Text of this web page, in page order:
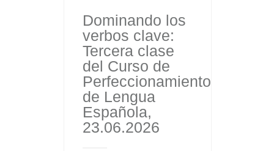
Dominando los
verbos clave:
Tercera clase
del Curso de
Perfeccionamiento
de Lengua
Española,
23.06.2026